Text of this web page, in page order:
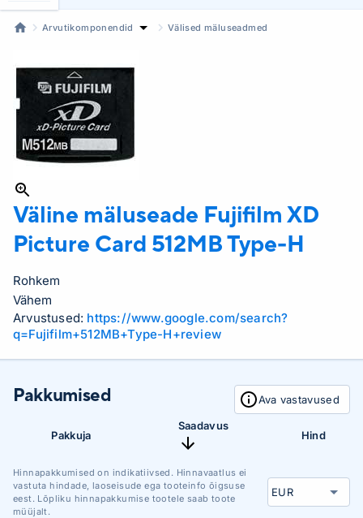
Arvutikomponendid Välised mäluseadmed
Väline mäluseade Fujifilm XD
Picture Card 512MB Type-H
Rohkem
Vähem
Arvustused: https://www.google.com/search?
q=Fujifilm+512MB+Type-H+review
Pakkumised Ava vastavused
Pakkuja
Saadavus
Hind
Hinnapakkumised on indikatiivsed. Hinnavaatlus ei
vastuta hindade, laoseisude ega tooteinfo õigsuse
eest. Lõpliku hinnapakkumise tootele saab toote
müüjalt.